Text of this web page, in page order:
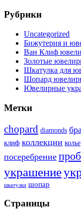
Рубрики
Uncategorized
Бижутерия и
Ван Клиф
Золотые
Шкатулка для
Шопард
Ювелирные
Метки
chopard diamonds
клиф коллекции колье
посеребрение
украшение
шкатулки шопар
Страницы